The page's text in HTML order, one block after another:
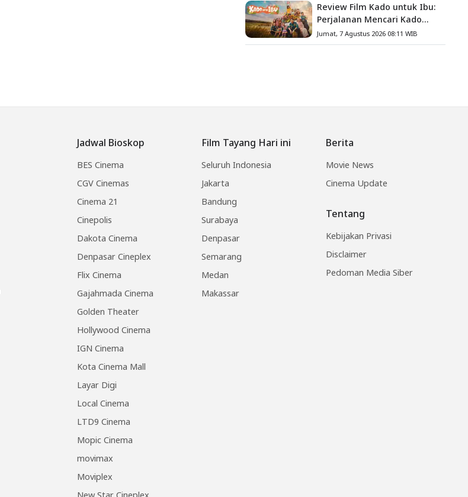
Review Film Kado untuk Ibu:
Perjalanan Mencari Kado
yang Mengajarkan Arti
Keluarga
Jumat, 7 Agustus 2026 08:11 WIB
Jadwal Bioskop
BES Cinema
CGV Cinemas
Cinema 21
Cinepolis
Dakota Cinema
Denpasar Cineplex
Flix Cinema
Gajahmada Cinema
Golden Theater
Hollywood Cinema
IGN Cinema
Kota Cinema Mall
Layar Digi
Local Cinema
LTD9 Cinema
Mopic Cinema
movimax
Moviplex
New Star Cineplex
Film Tayang Hari ini
Seluruh Indonesia
Jakarta
Bandung
Surabaya
Denpasar
Semarang
Medan
Makassar
Berita
Movie News
Cinema Update
Tentang
Kebijakan Privasi
Disclaimer
Pedoman Media Siber